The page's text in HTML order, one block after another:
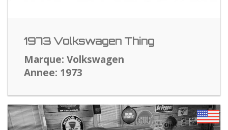
1973 Volkswagen Thing
Marque: Volkswagen
Annee: 1973